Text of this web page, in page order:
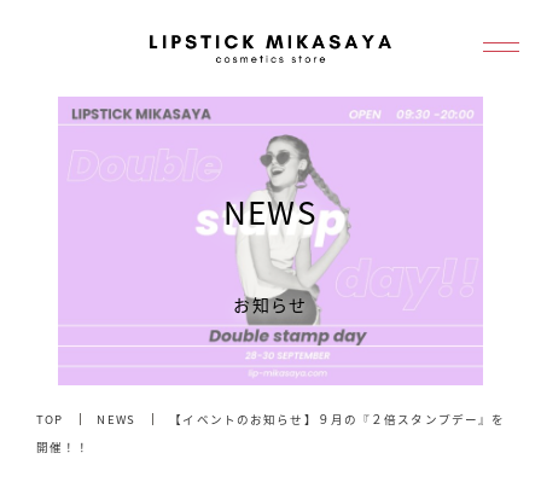
NEWS
お知らせ
TOP NEWS
【イベントのお知らせ】９月の『２倍スタンプデー』を
開催！！